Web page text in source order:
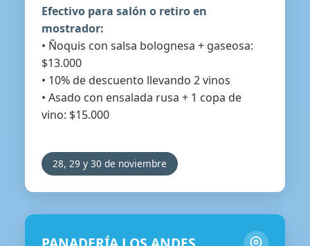
Efectivo para salón o retiro en
mostrador:
• Ñoquis con salsa bolognesa + gaseosa:
$13.000
• 10% de descuento llevando 2 vinos
• Asado con ensalada rusa + 1 copa de
vino: $15.000
28, 29 y 30 de noviembre